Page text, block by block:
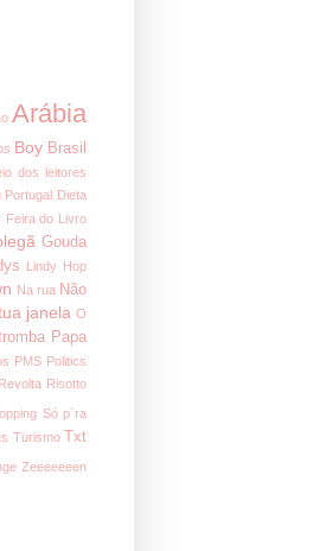
Arábia
Boy Brasil
dos leitores
Portugal Dieta
Feira do Livro
Gouda
Lindy Hop
Na rua Não
janela O
Papa
PMS Politics
Revolta Risotto
Só p´ra
Turismo Txt
Zeeeeeeen